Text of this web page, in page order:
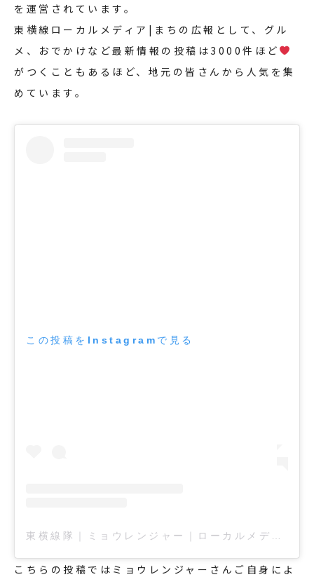
を運営されています。
東横線ローカルメディア|まちの広報として、グル
メ、おでかけなど最新情報の投稿は3000件ほど
がつくこともあるほど、地元の皆さんから人気を集
めています。
この投稿をInstagramで見る
こちらの投稿ではミョウレンジャーさんご自身によ